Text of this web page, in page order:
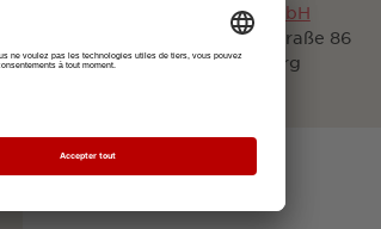
Zypresse GmbH
Breisacher Straße 86
79110 Freiburg